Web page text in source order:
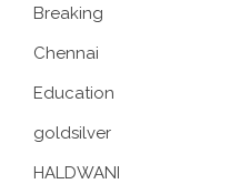
Breaking
Chennai
Education
goldsilver
HALDWANI